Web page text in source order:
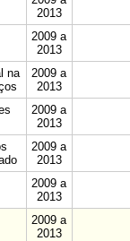
2013
2009 a
2013
na
2009 a
2013
2009 a
2013
2009 a
2013
2009 a
2013
2009 a
2013